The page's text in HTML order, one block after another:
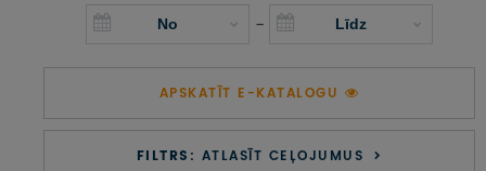
UZŅEMOŠAIS TŪRISMS
IMPRO KONKURSI
PIRMSLĪGUMA INFORMĀCIJA, KLIENTA LĪGUMS,
CEĻOJUMU APDROŠINĀŠANA
-
APSKATĪT E-KATALOGU
FILTRS: ATLASĪT CEĻOJUMUS